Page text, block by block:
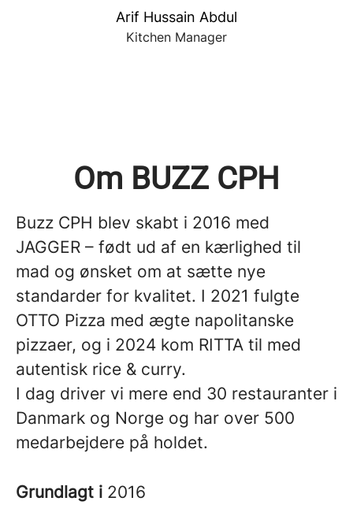
Arif Hussain Abdul
Kitchen Manager
Om BUZZ CPH
Buzz CPH blev skabt i 2016 med
JAGGER – født ud af en kærlighed til
mad og ønsket om at sætte nye
standarder for kvalitet. I 2021 fulgte
OTTO Pizza med ægte napolitanske
pizzaer, og i 2024 kom RITTA til med
autentisk rice & curry.
I dag driver vi mere end 30 restauranter i
Danmark og Norge og har over 500
medarbejdere på holdet.
Grundlagt i 2016